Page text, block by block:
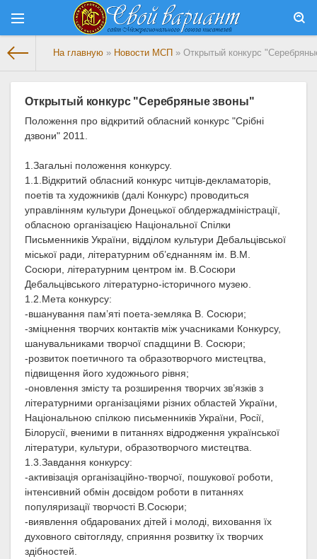
На главную » Новости МСП » Открытый конкурс
Открытый конкурс "Серебряные звоны"
Положення про відкритий обласний конкурс "Срібні
дзвони" 2011.
1.Загальні положення конкурсу.
1.1.Відкритий обласний конкурс читців-декламаторів,
поетів та художників (далі Конкурс) проводиться
управлінням культури Донецької облдержадміністрації,
обласною організацією Національної Спілки
Письменників України, відділом культури Дебальцівської
міської ради, літературним об’єднанням ім. В.М.
Сосюри, літературним центром ім. В.Сосюри
Дебальцівського літературно-історичного музею.
1.2.Мета конкурсу:
-вшанування пам’яті поета-земляка В. Сосюри;
-зміцнення творчих контактів між учасниками Конкурсу,
шанувальниками творчої спадщини В. Сосюри;
-розвиток поетичного та образотворчого мистецтва,
підвищення його художнього рівня;
-оновлення змісту та розширення творчих зв’язків з
літературними організаціями різних областей України,
Національною спілкою письменників України, Росії,
Білорусії, вченими в питаннях відродження української
літератури, культури, образотворчого мистецтва.
1.3.Завдання конкурсу:
-активізація організаційно-творчої, пошукової роботи,
інтенсивний обмін досвідом роботи в питаннях
популяризації творчості В.Сосюри;
-виявлення обдарованих дітей і молоді, виховання їх
духовного світогляду, сприяння розвитку їх творчих
здібностей.